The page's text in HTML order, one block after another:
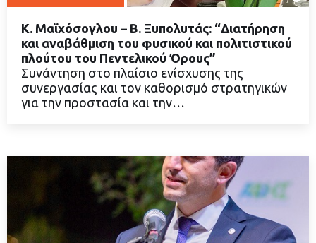
ΔΙΑΒΑΣΤΕ ΠΕΡΙΣΣΟΤΕΡΑ
Κ. Μαϊχόσογλου – Β. Ξυπολυτάς: “Διατήρηση
και αναβάθμιση του φυσικού και πολιτιστικού
πλούτου του Πεντελικού Όρους”
Συνάντηση στο πλαίσιο ενίσχυσης της
συνεργασίας και τον καθορισμό στρατηγικών
για την προστασία και την…